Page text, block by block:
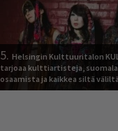
5. Helsingin Kulttuuritalon
tarjoaa kulttiartisteja,
osaamista ja kaikkea siltä väliltä